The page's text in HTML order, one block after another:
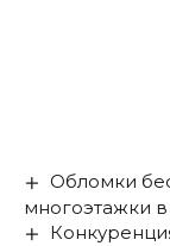
Обломки
многоэтажки